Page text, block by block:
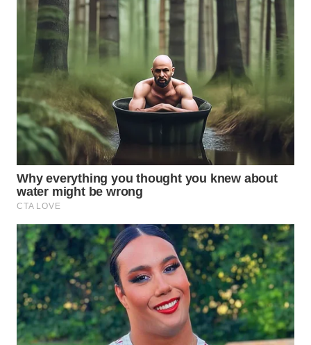
WN
BOROBUDUR
WN
MADURA
WN
SURABAYA
WN
NATUNA
BINTAN
WN
MANDALIKA
WN
LIKUPANG